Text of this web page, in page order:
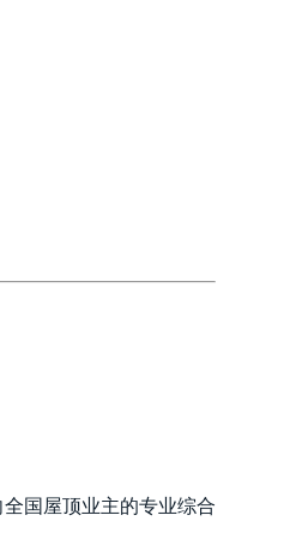
国屋顶业主的专业综合